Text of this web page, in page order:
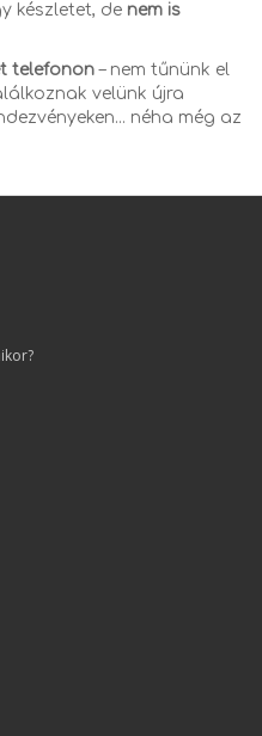
készletet, de nem is
telefonon– nem tűnünk el
velünk újra
néha még az